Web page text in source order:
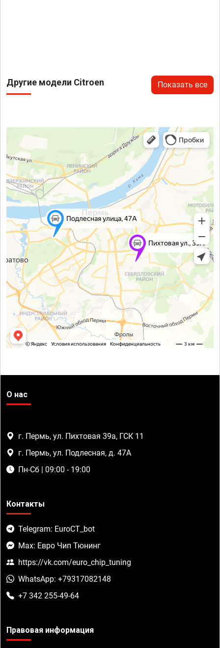
Другие модели Citroen Показать все
О нас
г. Пермь, ул. Пихтовая 39а, ГСК 11
г. Пермь, ул. Подлесная, д. 47А
Пн-Сб | 09:00 - 19:00
Контакты
Telegram: EuroCT_bot
Max: Евро Чип Тюнинг
https://vk.com/euro_chip_tuning
WhatsApp: +79317082148
+7 342 255-49-64
Правовая информация